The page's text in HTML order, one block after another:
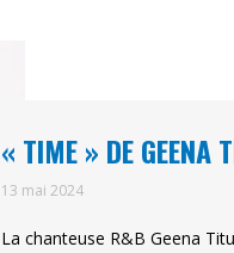
« TIME » DE GEENA
13 mai 2024
La chanteuse R&B Geena